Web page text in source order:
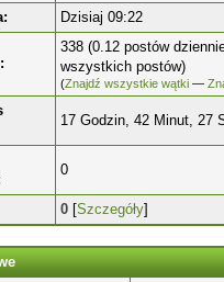
Dzisiaj 09:22
338 (0.12 postów
wszystkich postów)
(Znajdź wszystkie wątki —
17 Godzin, 42 Minut, 27
0
0 [Szczegóły]